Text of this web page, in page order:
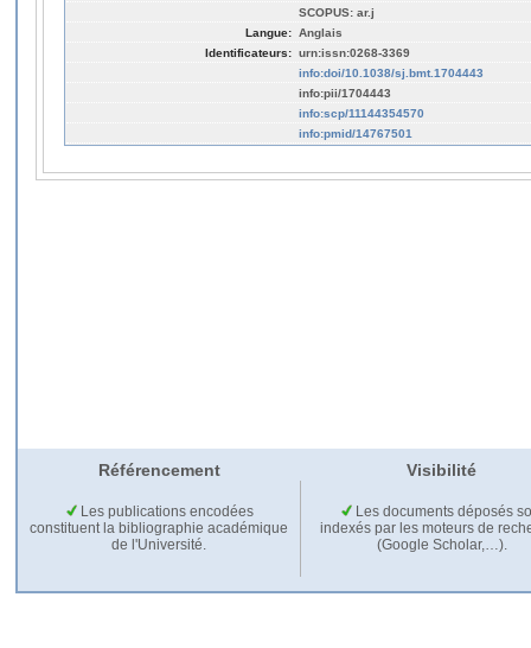
SCOPUS: ar.j
Langue: Anglais
Identificateurs: urn:issn:0268-3369
info:doi/10.1038/sj.bmt.1704443
info:pii/1704443
info:scp/11144354570
info:pmid/14767501
Référencement Visibilité
Les publications encodées
constituent la bibliographie académique
de l'Université.
Les documents déposés
indexés par les moteurs de
(Google Scholar,…).